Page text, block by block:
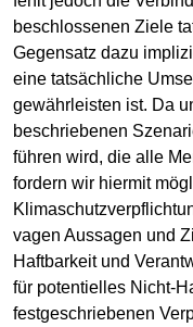
beschlossenen Ziele
Gegensatz dazu
eine tatsächliche
gewährleisten ist. Da
beschriebenen
führen wird, die alle
fordern wir hiermit
vagen Aussagen und
Haftbarkeit und
für potentielles Nicht-
festgeschriebenen